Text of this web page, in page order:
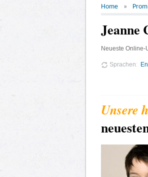
Home
Jeanne
Neueste Online-
Sprachen